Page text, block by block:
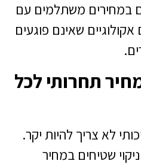
במחירים משתלמים עם
שאינם פוגעים
תחרותי לכל
לא צריך להיות יקר.
שטיחים במחיר